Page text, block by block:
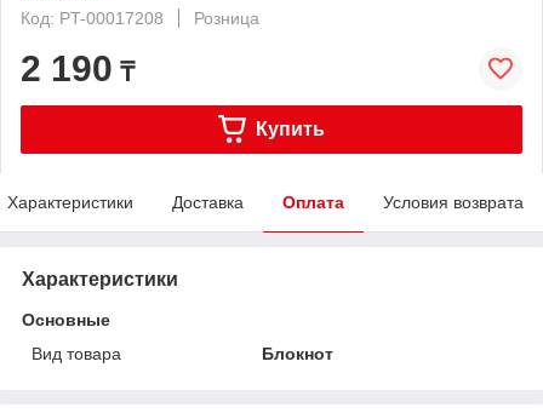
Код: PT-00017208
Розница
2 190 ₸
Купить
Характеристики Доставка Оплата Условия возврата
Характеристики
Основные
Вид товара
Блокнот